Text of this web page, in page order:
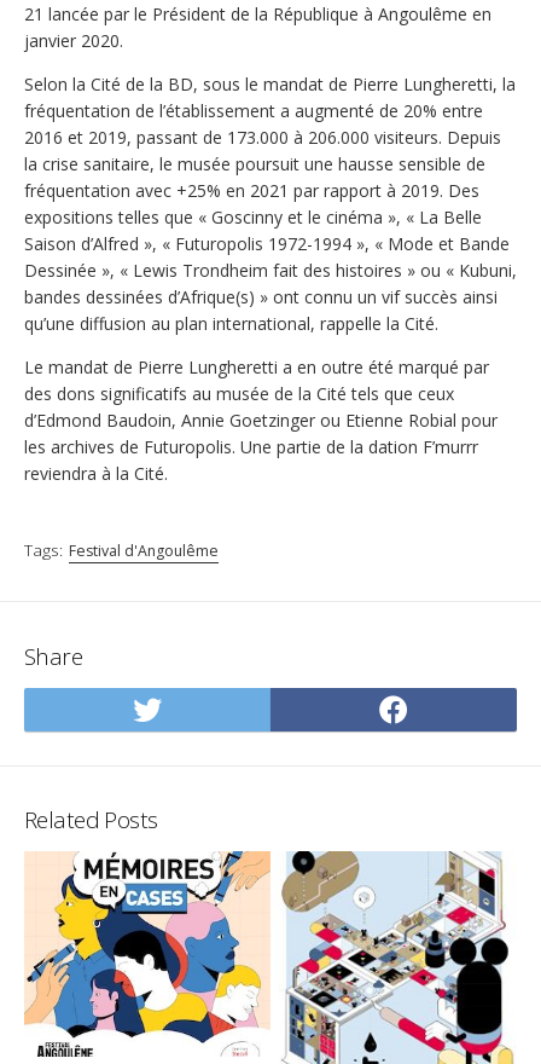
21 lancée par le Président de la République à Angoulême en
janvier 2020.
Selon la Cité de la BD, sous le mandat de Pierre Lungheretti, la
fréquentation de l’établissement a augmenté de 20% entre
2016 et 2019, passant de 173.000 à 206.000 visiteurs. Depuis
la crise sanitaire, le musée poursuit une hausse sensible de
fréquentation avec +25% en 2021 par rapport à 2019. Des
expositions telles que « Goscinny et le cinéma », « La Belle
Saison d’Alfred », « Futuropolis 1972-1994 », « Mode et Bande
Dessinée », « Lewis Trondheim fait des histoires » ou « Kubuni,
bandes dessinées d’Afrique(s) » ont connu un vif succès ainsi
qu’une diffusion au plan international, rappelle la Cité.
Le mandat de Pierre Lungheretti a en outre été marqué par
des dons significatifs au musée de la Cité tels que ceux
d’Edmond Baudoin, Annie Goetzinger ou Etienne Robial pour
les archives de Futuropolis. Une partie de la dation F’murrr
reviendra à la Cité.
Tags: Festival d'Angoulême
Share
Share
on
on
Related Posts